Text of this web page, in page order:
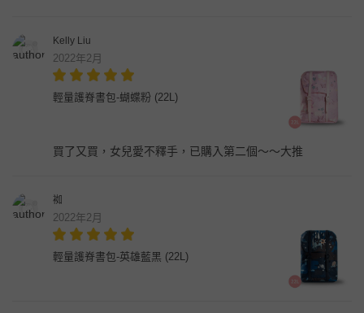
Kelly Liu
2022年2月
輕量護脊書包-蝴蝶粉 (22L)
買了又買，女兒愛不釋手，已購入第二個～～大推
袽
2022年2月
輕量護脊書包-英雄藍黑 (22L)